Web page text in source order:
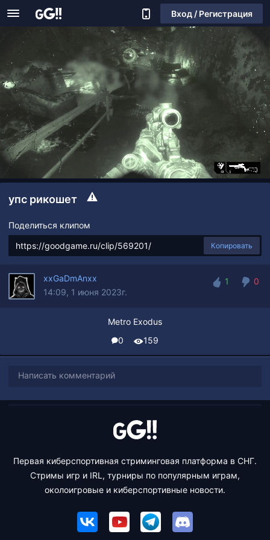
Вход / Регистрация
упс рикошет
Поделиться клипом
Копировать
xxGaDmAnxx
14:09, 1 июня 2023г.
1
0
Metro Exodus
0
159
Написать комментарий
Первая киберспортивная стриминговая платформа в СНГ.
Стримы игр и IRL, турниры по популярным играм,
околоигровые и киберспортивные новости.